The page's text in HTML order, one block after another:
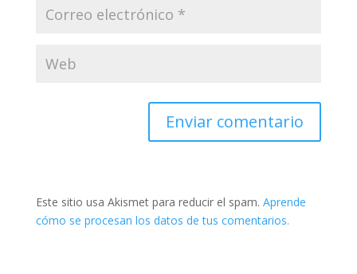
Este sitio usa Akismet para reducir el spam. Aprende
cómo se procesan los datos de tus comentarios.